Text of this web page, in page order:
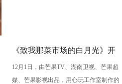
《致我那菜市场的白月光》开
机 张婧仪陈靖可互为“白月
12月1日，由芒果TV、湖南卫视、芒果超
媒、芒果影视出品，用心玩工作室制作的